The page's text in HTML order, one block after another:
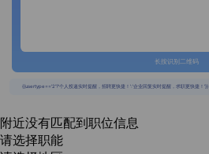
长按识别二维码
{{usertype=='2'?'个人投递实时提醒，招聘更快捷！':'企业回复实时提醒，求职更快捷！'}}
附近没有匹配到职位信息
请选择职能